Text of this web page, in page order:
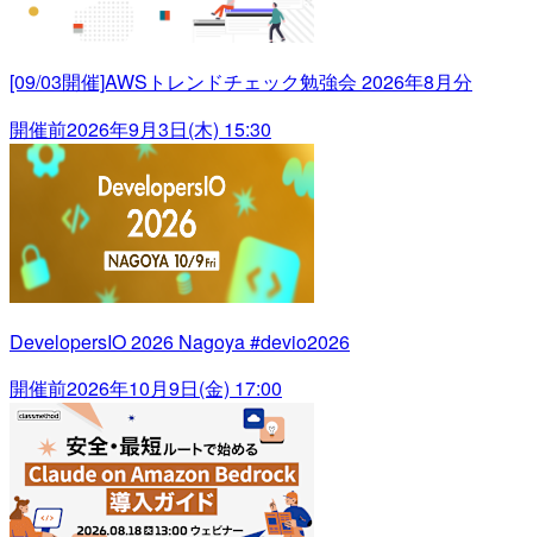
[09/03開催]AWSトレンドチェック勉強会 2026年8月分
開催前2026年9月3日(木) 15:30
DevelopersIO 2026 Nagoya #devio2026
開催前2026年10月9日(金) 17:00